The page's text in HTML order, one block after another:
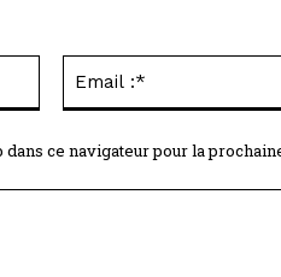
ce navigateur pour la